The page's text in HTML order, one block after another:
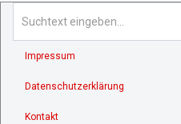
Impressum
Datenschutzerklärung
Kontakt